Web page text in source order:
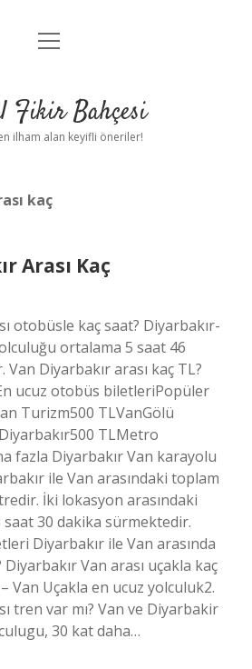
Anasayfa
Yasal Uyarı
menüyü
Fikir Bahçesi
ilham alan keyifli öneriler!
kaç
Arası Kaç
otobüsle kaç saat? Diyarbakır-
ortalama 5 saat 46
Diyarbakır arası kaç TL?
ucuz otobüs biletleriPopüler
Turizm500 TLVanGölü
TLMetro
fazla Diyarbakır Van karayolu
ile Van arasındaki toplam
İki lokasyon arasındaki
30 dakika sürmektedir.
Diyarbakır ile Van arasında
Van arası uçakla kaç
Van Uçakla en ucuz yolculuk2.
tren var mı? Van ve Diyarbakir
30 kat daha…